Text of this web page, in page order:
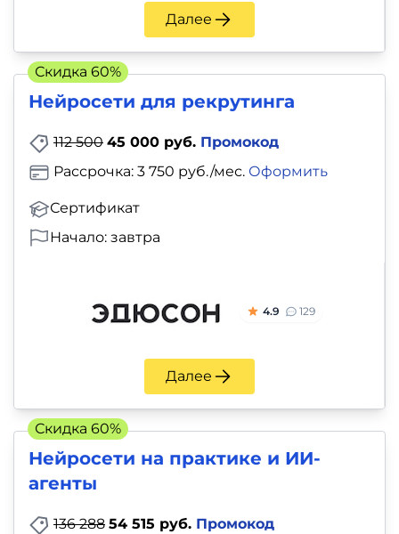
Далее
Нейросети для рекрутинга
112 500 45 000 руб. Промокод
Сертификат
Рассрочка: 3 750 руб./мес. Оформить
Начало: завтра
4.9 129
Далее
Скидка 60%
Нейросети на практике и ИИ-
агенты
136 288 54 515 руб. Промокод
Скидка 60%